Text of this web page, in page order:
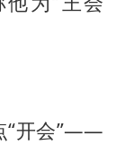
“开会”——